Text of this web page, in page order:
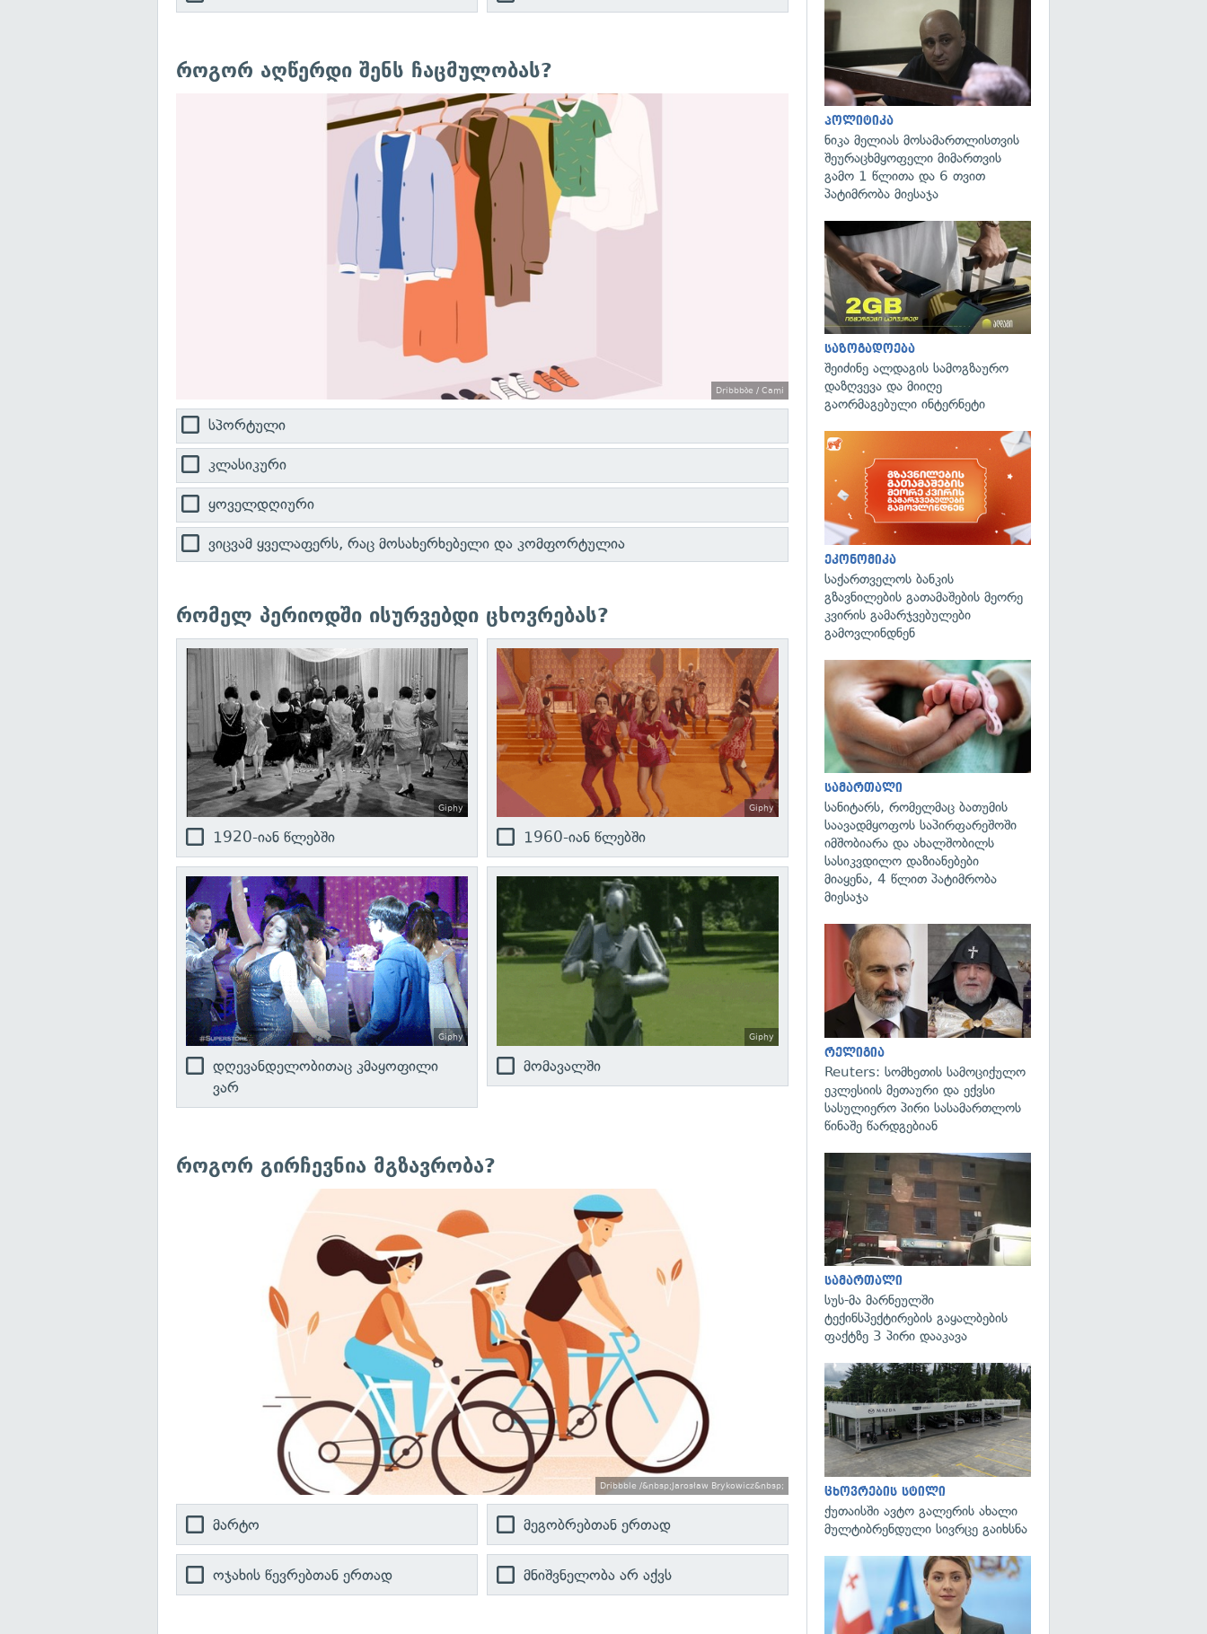
როგორ აღწერდი შენს ჩაცმულობას?
Dribbbბe / Cami
სპორტული
კლასიკური
ყოველდღიური
ვიცვამ ყველაფერს, რაც მოსახერხებელი და კომფორტულია
რომელ პერიოდში ისურვებდი ცხოვრებას?
Giphy
1920-იან წლებში
Giphy
1960-იან წლებში
Giphy
დღევანდელობითაც კმაყოფილი
ვარ
Giphy
მომავალში
როგორ გირჩევნია მგზავრობა?
Dribbble /&nbsp;Jarosław Brykowicz&nbsp;
მარტო მეგობრებთან ერთად
ოჯახის წევრებთან ერთად მნიშვნელობა არ აქვს
პოლიტიკა
ნიკა მელიას მოსამართლისთვის
შეურაცხმყოფელი მიმართვის
გამო 1 წლითა და 6 თვით
პატიმრობა მიესაჯა
საზოგადოება
შეიძინე ალდაგის სამოგზაურო
დაზღვევა და მიიღე
გაორმაგებული ინტერნეტი
ეკონომიკა
საქართველოს ბანკის
გზავნილების გათამაშების მეორე
კვირის გამარჯვებულები
გამოვლინდნენ
სამართალი
სანიტარს, რომელმაც ბათუმის
საავადმყოფოს საპირფარეშოში
იმშობიარა და ახალშობილს
სასიკვდილო დაზიანებები
მიაყენა, 4 წლით პატიმრობა
მიესაჯა
რელიგია
Reuters: სომხეთის სამოციქულო
ეკლესიის მეთაური და ექვსი
სასულიერო პირი სასამართლოს
წინაშე წარდგებიან
სამართალი
სუს-მა მარნეულში
ტექინსპექტირების გაყალბების
ფაქტზე 3 პირი დააკავა
ცხოვრების სტილი
ქუთაისში ავტო გალერის ახალი
მულტიბრენდული სივრცე გაიხსნა